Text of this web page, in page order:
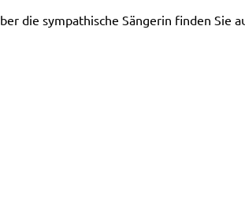
die sympathische Sängerin finden Sie